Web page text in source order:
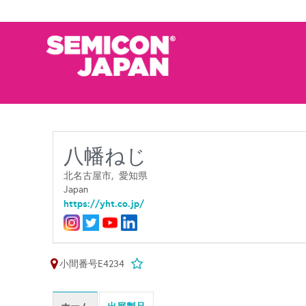
八幡ねじ
北名古屋市,愛知県
Japan
https://yht.co.jp/
小間番号E4234